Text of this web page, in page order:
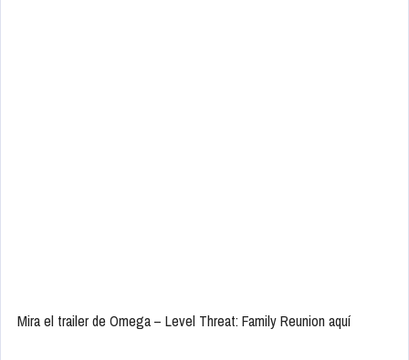
Mira el trailer de Omega – Level Threat: Family Reunion aquí